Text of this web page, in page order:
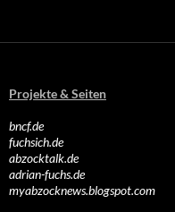
Projekte & Seiten
bncf.de
fuchsich.de
abzocktalk.de
adrian-fuchs.de
myabzocknews.blogspot.com